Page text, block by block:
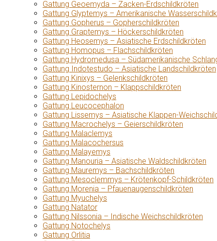
Gattung Geoemyda – Zacken-Erdschildkröten
Gattung Glyptemys – Amerikanische
Gattung Gopherus – Gopherschildkröten
Gattung Graptemys – Höckerschildkröten
Gattung Heosemys – Asiatische Erdschildkröten
Gattung Homopus – Flachschildkröten
Gattung Hydromedusa – Südamerikanische
Gattung Indotestudo – Asiatische Landschildkröten
Gattung Kinixys – Gelenkschildkröten
Gattung Kinosternon – Klappschildkröten
Gattung Lepidochelys
Gattung Leucocephalon
Gattung Lissemys – Asiatische Klappen-
Gattung Macrochelys – Geierschildkröten
Gattung Malaclemys
Gattung Malacochersus
Gattung Malayemys
Gattung Manouria – Asiatische Waldschildkröten
Gattung Mauremys – Bachschildkröten
Gattung Mesoclemmys – Krötenkopf-Schildkröten
Gattung Morenia – Pfauenaugenschildkröten
Gattung Myuchelys
Gattung Natator
Gattung Nilssonia – Indische Weichschildkröten
Gattung Notochelys
Gattung Orlitia